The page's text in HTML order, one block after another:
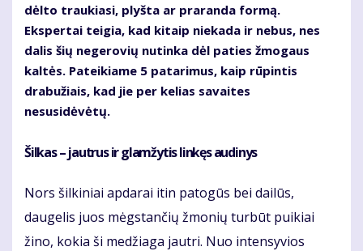
dėlto traukiasi, plyšta ar praranda formą.
Ekspertai teigia, kad kitaip niekada ir nebus, nes
dalis šių negerovių nutinka dėl paties žmogaus
kaltės. Pateikiame 5 patarimus, kaip rūpintis
drabužiais, kad jie per kelias savaites
nesusidėvėtų.
Šilkas – jautrus ir glamžytis linkęs audinys
Nors šilkiniai apdarai itin patogūs bei dailūs,
daugelis juos mėgstančių žmonių turbūt puikiai
žino, kokia ši medžiaga jautri. Nuo intensyvios